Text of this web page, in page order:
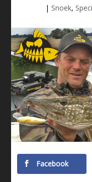
| Snoek,
Facebook